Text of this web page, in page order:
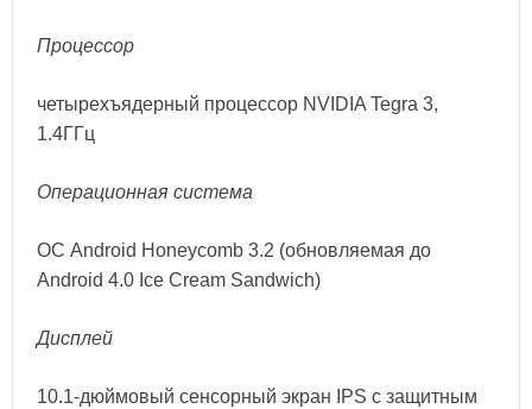
Процессор
четырехъядерный процессор NVIDIA Tegra 3,
1.4ГГц
Операционная система
ОС Android Honeycomb 3.2 (обновляемая до
Android 4.0 Ice Cream Sandwich)
Дисплей
10.1-дюймовый сенсорный экран IPS с защитным